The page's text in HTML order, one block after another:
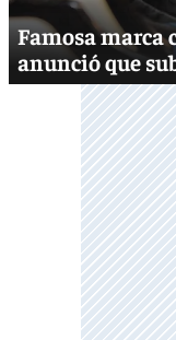
Famosa marca
anunció que